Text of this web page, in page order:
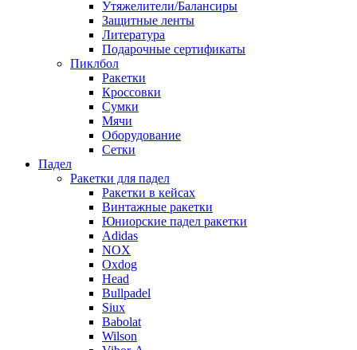
Утяжелители/Балансиры
Защитные ленты
Литература
Подарочные сертификаты
Пиклбол
Ракетки
Кроссовки
Сумки
Мячи
Оборудование
Сетки
Падел
Ракетки для падел
Ракетки в кейсах
Винтажные ракетки
Юниорские падел ракетки
Adidas
NOX
Oxdog
Head
Bullpadel
Siux
Babolat
Wilson